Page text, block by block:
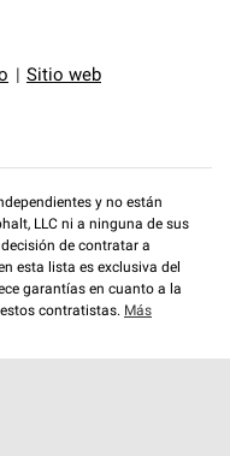
Sitio web
y no están
LLC ni a ninguna de sus
de contratar a
esta lista es exclusiva del
garantías en cuanto a la
contratistas. Más